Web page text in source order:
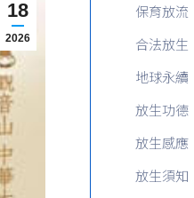
18
2026
保育放流
合法放生
地球永續
放生功德
放生感應
放生須知